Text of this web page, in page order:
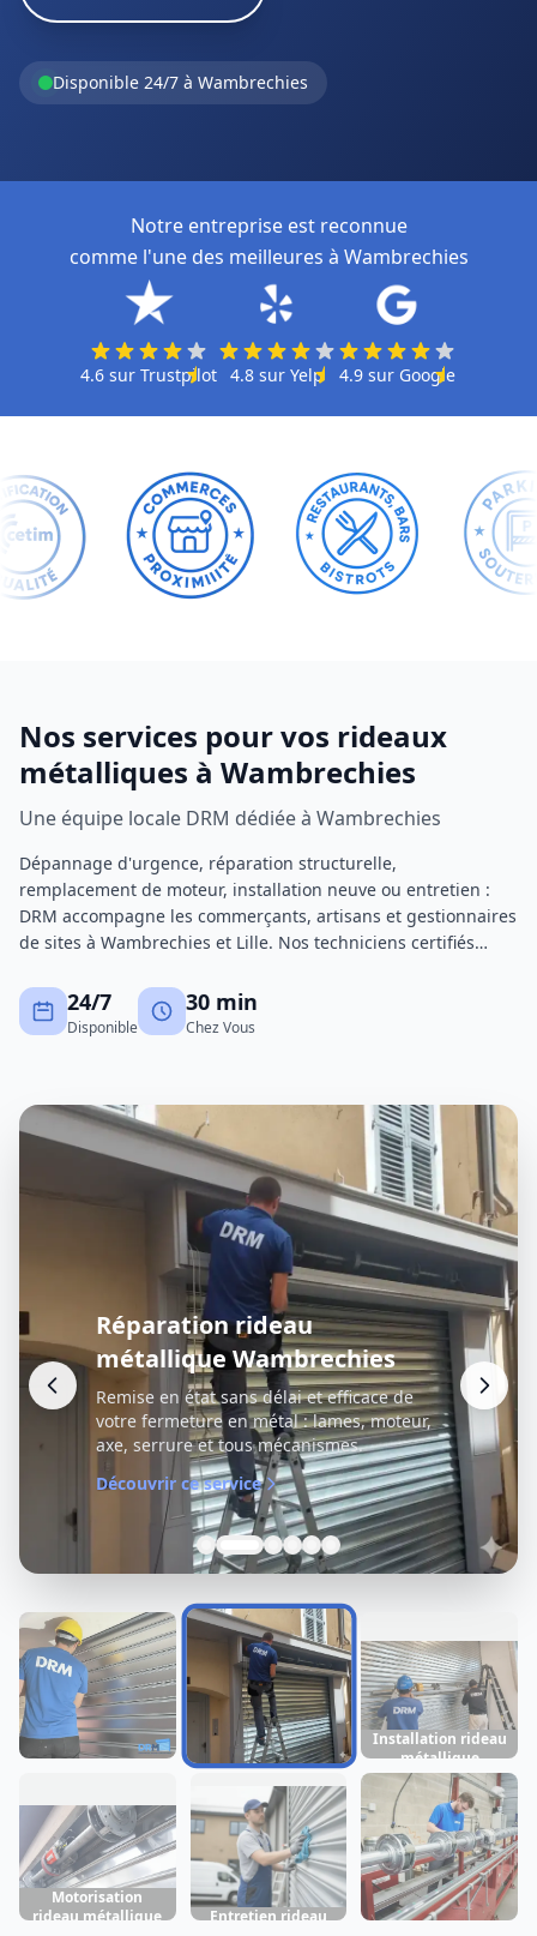
Disponible 24/7 à Wambrechies
Notre entreprise est reconnue
comme l'une des meilleures à Wambrechies
4.6 sur Trustpilot 4.8 sur Yelp 4.9sur Google
Nos services pour vos rideaux
métalliques à Wambrechies
Une équipe locale DRM dédiée à Wambrechies
Dépannage d'urgence, réparation structurelle,
remplacement de moteur, installation neuve ou entretien :
DRM accompagne les commerçants, artisans et gestionnaires
de sites à Wambrechies et Lille. Nos techniciens certifiés
au maximum les immobilisations.
24/7
Disponible
30 min
Chez Vous
Réparation rideau
métallique Wambrechies
Remise en état sans délai et efficace de
votre fermeture en métal : lames, moteur,
axe, serrure et tous mécanismes.
Découvrir ce service
Wambrechies
Réparation rideau
métallique
Wambrechies
Installation rideau
métallique
Wambrechies
Motorisation
rideau métallique
Entretien rideau